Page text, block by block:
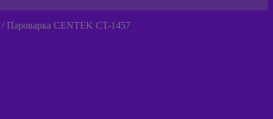
/Пароварка CENTEK CT-1457